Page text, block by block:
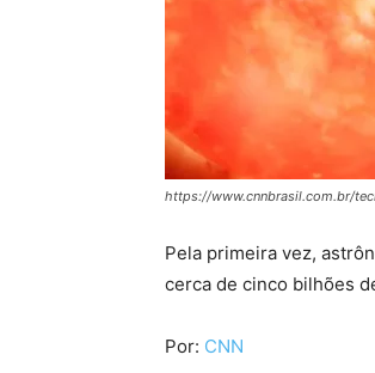
https://www.cnnbrasil.com.br/
Pela primeira vez,
cerca de cinco bilhões
Por: CNN